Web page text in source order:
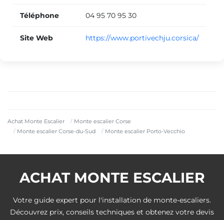
Achat Monte Escalier
Monte escalier Corse
Monte escalier Corse-du-Sud
Monte escalier Porto-Vecchio
Téléphone 04 95 70 95 30
Site Web https://www.portivechju.corsica/
ACHAT MONTE ESCALIER
Votre guide expert pour l'installation de monte-escaliers.
Découvrez prix, conseils techniques et obtenez votre devis